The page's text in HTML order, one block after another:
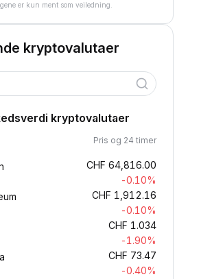
er kun ment som veiledning.
kryptovalutaer
kryptovalutaer
Pris og 24 timer
CHF 64,816.00
-0.10%
CHF 1,912.16
-0.10%
CHF 1.034
-1.90%
CHF 73.47
-0.40%